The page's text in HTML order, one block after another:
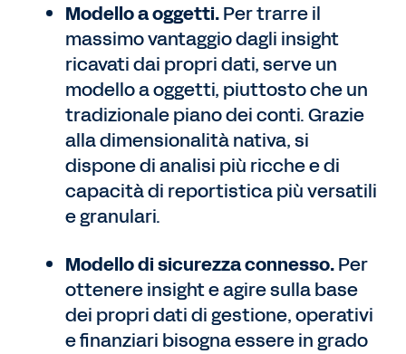
Modello a oggetti.Per trarre il
massimo vantaggio dagli insight
ricavati dai propri dati, serve un
modello a oggetti, piuttosto che un
tradizionale piano dei conti. Grazie
alla dimensionalità nativa, si
dispone di analisi più ricche e di
capacità di reportistica più versatili
e granulari.
Modello di sicurezza connesso.Per
ottenere insight e agire sulla base
dei propri dati di gestione, operativi
e finanziari bisogna essere in grado